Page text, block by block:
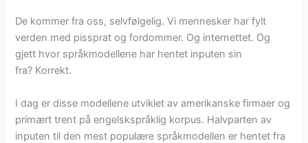
De kommer fra oss, selvfølgelig. Vi mennesker har fylt
verden med pissprat og fordommer. Og internettet. Og
gjett hvor språkmodellene har hentet inputen sin
fra? Korrekt.
I dag er disse modellene utviklet av amerikanske firmaer og
primært trent på engelskspråklig korpus. Halvparten av
inputen til den mest populære språkmodellen er hentet fra